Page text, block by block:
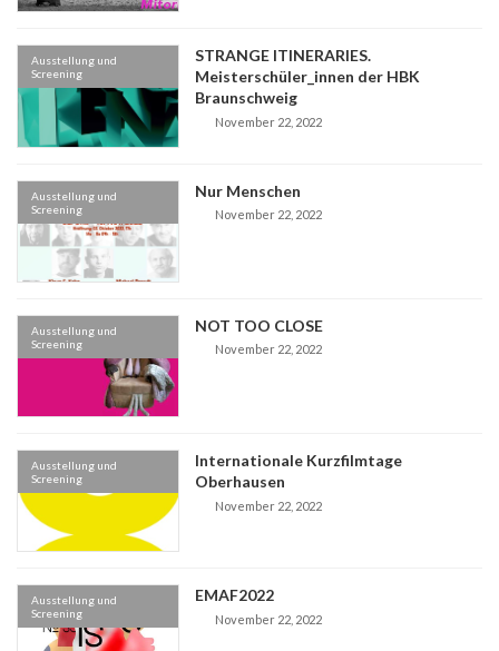
Ausstellung und
Screening
STRANGE ITINERARIES.
Meisterschüler_innen der HBK
Braunschweig
November 22, 2022
Ausstellung und
Screening
Nur Menschen
November 22, 2022
Ausstellung und
Screening
NOT TOO CLOSE
November 22, 2022
Ausstellung und
Screening
Internationale Kurzfilmtage
Oberhausen
November 22, 2022
Ausstellung und
Screening
EMAF2022
November 22, 2022